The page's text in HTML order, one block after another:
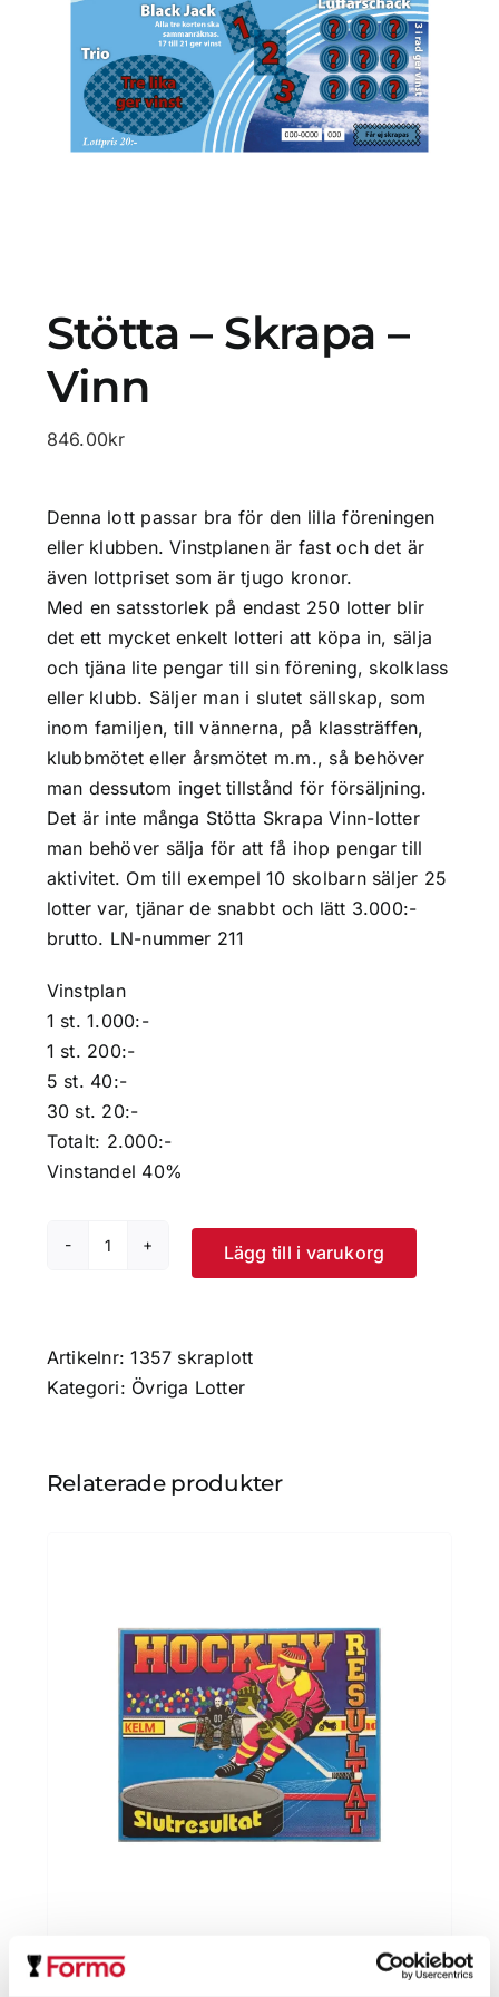
Profilprodukter
Stötta – Skrapa –
Vinn
846.00kr
Denna lott passar bra för den lilla föreningen
eller klubben. Vinstplanen är fast och det är
även lottpriset som är tjugo kronor.
Med en satsstorlek på endast 250 lotter blir
det ett mycket enkelt lotteri att köpa in, sälja
och tjäna lite pengar till sin förening, skolklass
eller klubb. Säljer man i slutet sällskap, som
inom familjen, till vännerna, på klassträffen,
klubbmötet eller årsmötet m.m., så behöver
man dessutom inget tillstånd för försäljning.
Det är inte många Stötta Skrapa Vinn-lotter
man behöver sälja för att få ihop pengar till
aktivitet. Om till exempel 10 skolbarn säljer 25
lotter var, tjänar de snabbt och lätt 3.000:-
brutto. LN-nummer 211
Vinstplan
1 st. 1.000:-
1 st. 200:-
5 st. 40:-
30 st. 20:-
Totalt: 2.000:-
Vinstandel 40%
Stötta
Vinn
Lägg till i varukorg
Artikelnr:1357 skraplott
Kategori: Övriga Lotter
Relaterade produkter